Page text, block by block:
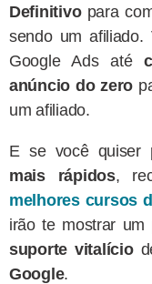
Definitivopara
sendo um
Google Ads até
anúncio do zero
um afiliado.
E se você quiser
mais rápidos,
melhores cursos
irão te mostrar um
suporte vitalício
Google.